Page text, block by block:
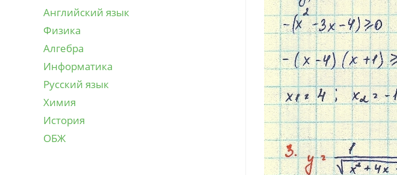
Английский язык
Физика
Алгебра
Информатика
Русский язык
Химия
История
ОБЖ